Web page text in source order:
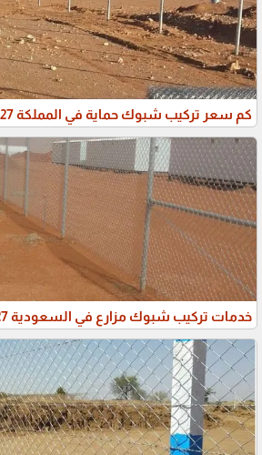
كم سعر تركيب شبوك حماية في المملكة 0554052227
خدمات تركيب شبوك مزارع في السعودية 0554052227